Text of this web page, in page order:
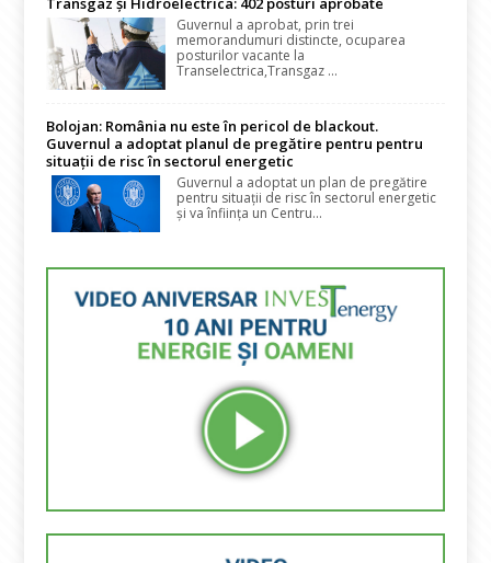
Guvernul a aprobat, prin trei
memorandumuri distincte, ocuparea
posturilor vacante la
Transelectrica,Transgaz ...
Bolojan: România nu este în pericol de blackout.
Guvernul a adoptat planul de pregătire pentru pentru
situații de risc în sectorul energetic
Guvernul a adoptat un plan de pregătire
pentru situații de risc în sectorul energetic
și va înființa un Centru...